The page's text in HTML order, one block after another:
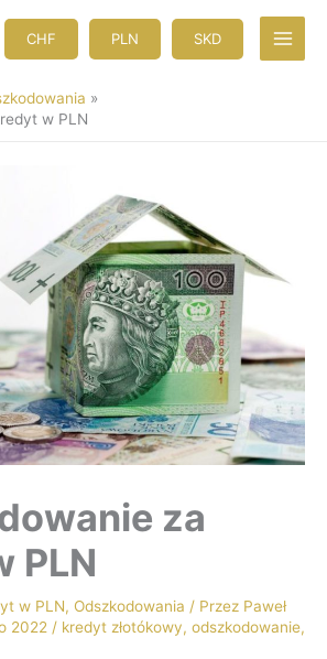
CHF PLN SKD
w PLN
za
PLN
w PLN, Odszkodowania / Przez Paweł
2022 / kredyt złotókowy, odszkodowanie,